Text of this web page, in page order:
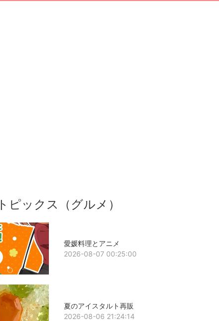
トピックス（グルメ）
愛媛料理とアニメ
2026-08-07 00:25:00
夏のアイスタルト再販
2026-08-06 21:24:14